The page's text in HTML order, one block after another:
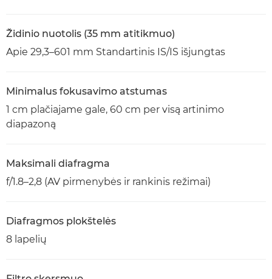
Židinio nuotolis (35 mm atitikmuo)
Apie 29,3–601 mm Standartinis IS/IS išjungtas
Minimalus fokusavimo atstumas
1 cm plačiajame gale, 60 cm per visą artinimo
diapazoną
Maksimali diafragma
f/1.8–2,8 (AV pirmenybės ir rankinis režimai)
Diafragmos plokštelės
8 lapelių